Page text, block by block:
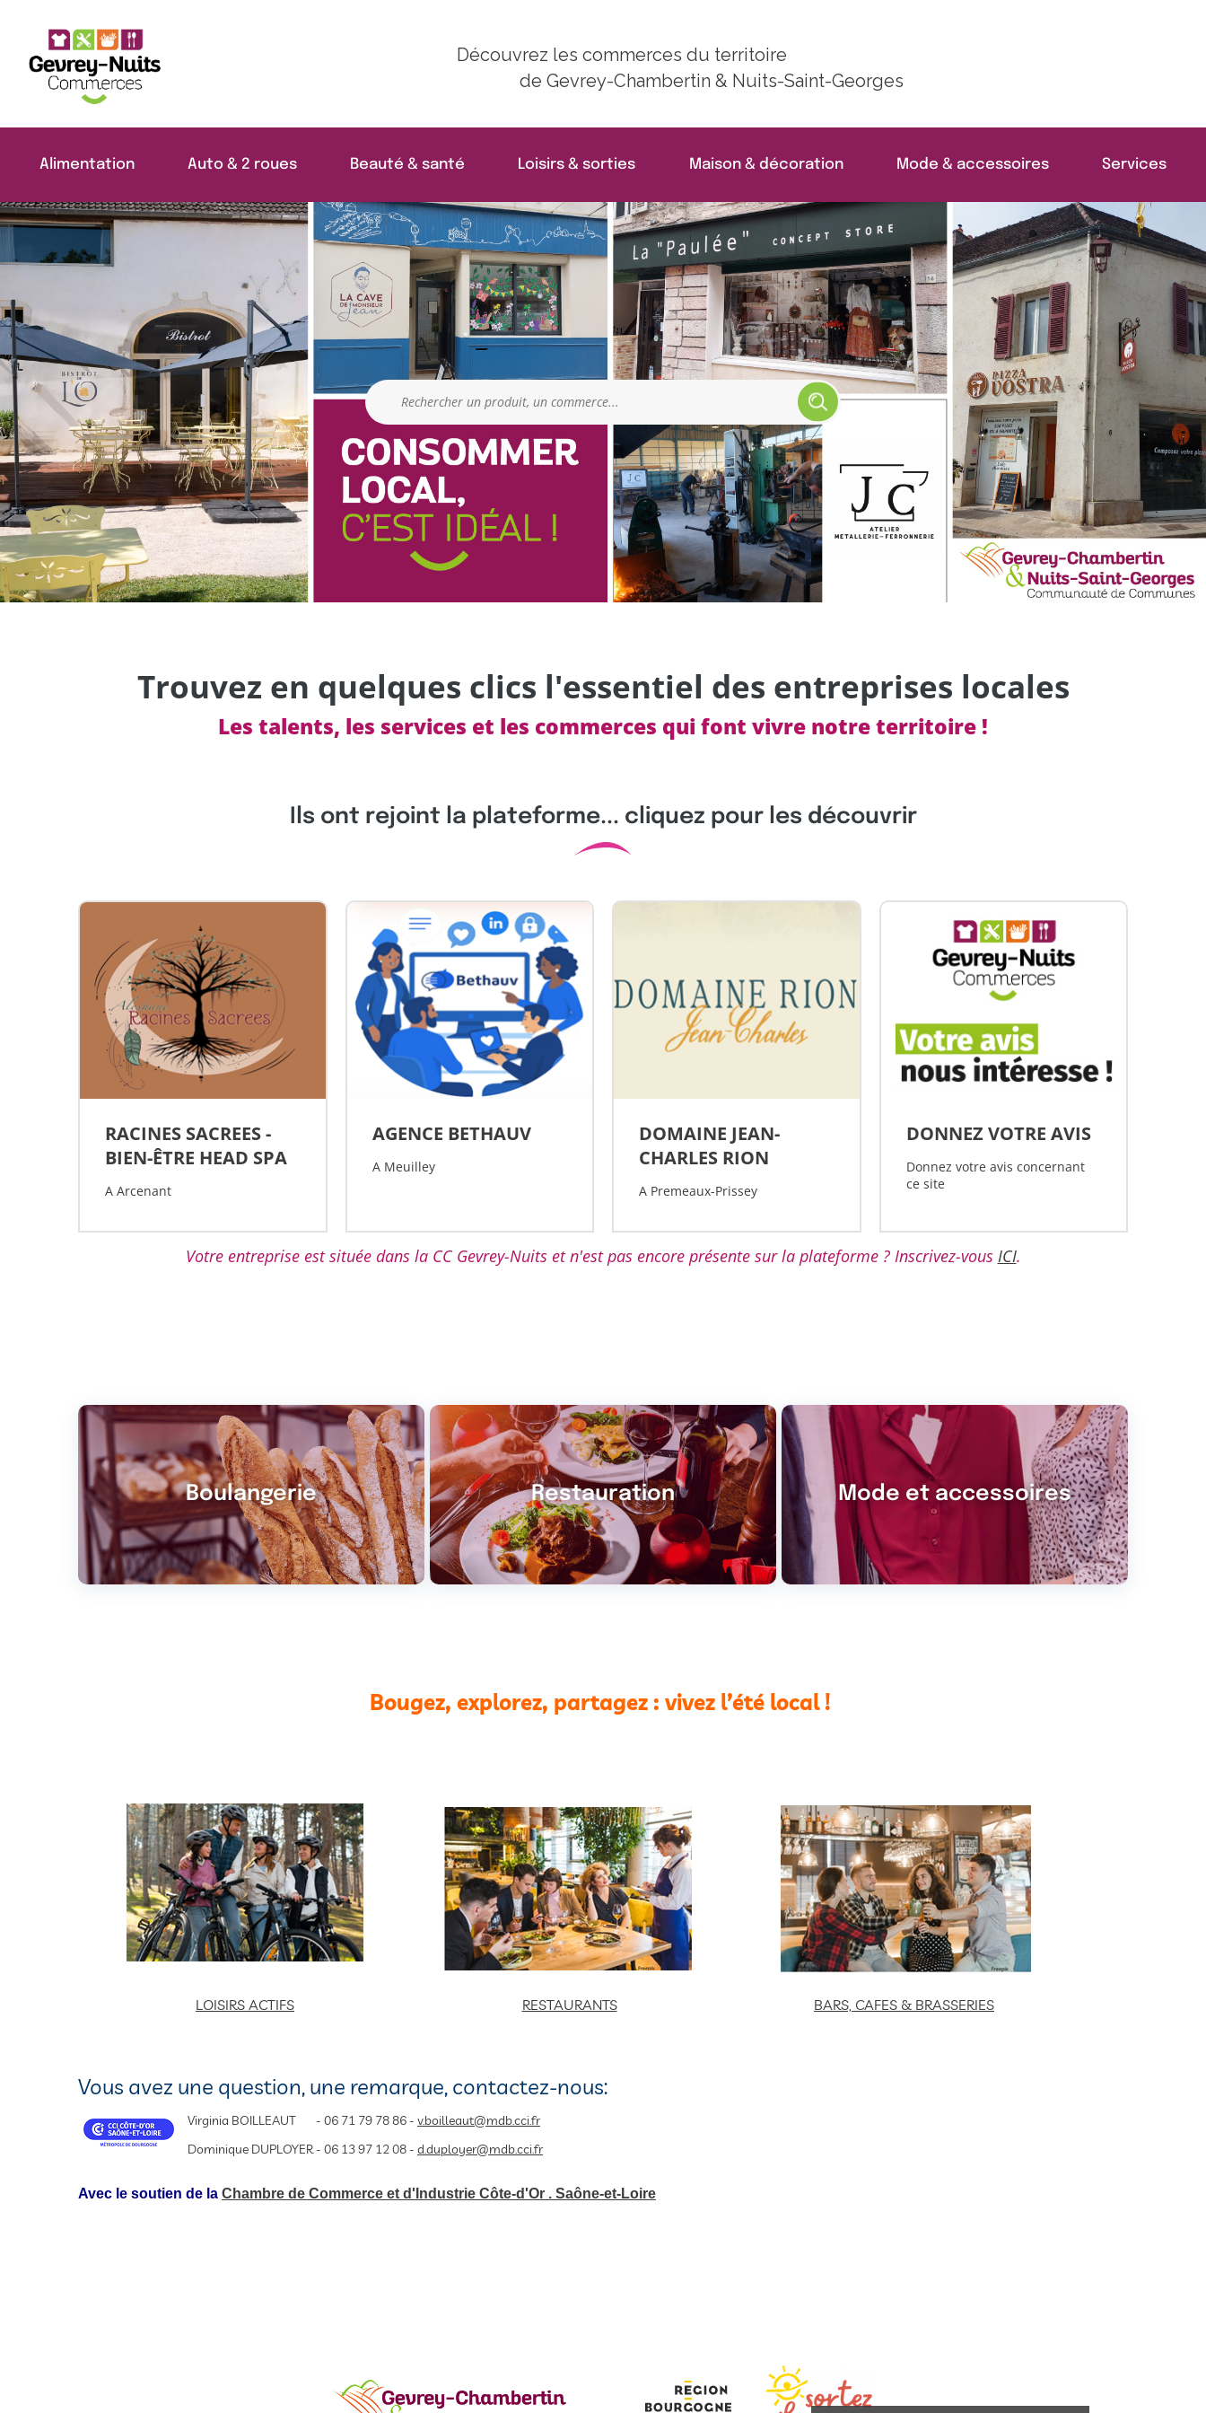
Découvrez les commerces du territoire
de Gevrey-Chambertin & Nuits-Saint-Georges
Alimentation Auto & 2 roues Beauté & santé Loisirs & sorties Maison & décoration Mode & accessoires Services
Trouvez en quelques clics l'essentiel des entreprises locales
Les talents, les services et les commerces qui font vivre notre territoire !
Ils ont rejoint la plateforme... cliquez pour les découvrir
RACINES SACREES -
BIEN-ÊTRE HEAD SPA
A Arcenant
AGENCE BETHAUV
A Meuilley
DOMAINE JEAN-
CHARLES RION
A Premeaux-Prissey
DONNEZ VOTRE AVIS
Donnez votre avis concernant
ce site
Votre entreprise est située dans la CC Gevrey-Nuits et n'est pas encore présente sur la plateforme ? Inscrivez-vous ICI.
Boulangerie Restauration Mode et accessoires
Bougez, explorez, partagez : vivez l’été local !
LOISIRS ACTIFS RESTAURANTS BARS, CAFES & BRASSERIES
Vous avez une question, une remarque, contactez-nous:
Virginia BOILLEAUT - 06 71 79 78 86 - v.boilleaut@mdb.cci.fr
Dominique DUPLOYER- 06 13 97 12 08 - d.duployer@mdb.cci.fr
Avec le soutien de la Chambre de Commerce et d'Industrie Côte-d'Or . Saône-et-Loire